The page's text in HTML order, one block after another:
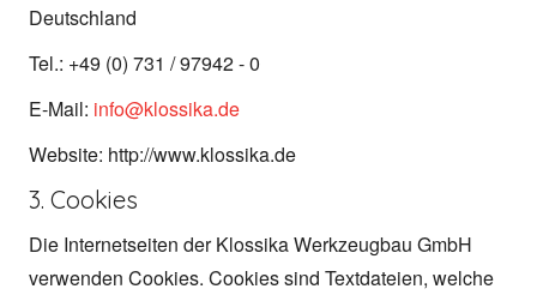
Deutschland
Tel.: +49 (0) 731 / 97942 - 0
E-Mail: info@klossika.de
Website: http://www.klossika.de
3. Cookies
Die Internetseiten der Klossika Werkzeugbau GmbH
verwenden Cookies. Cookies sind Textdateien, welche